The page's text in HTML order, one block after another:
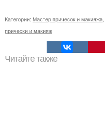
Категории: Мастер причесок и макияжа,
прически и макияж
Читайте также